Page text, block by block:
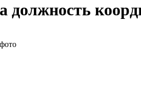
должность